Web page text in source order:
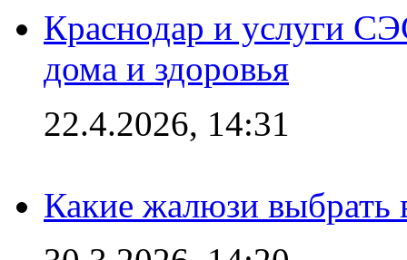
Краснодар и услуги
дома и здоровья
22.4.2026, 14:31
Какие жалюзи выбрать